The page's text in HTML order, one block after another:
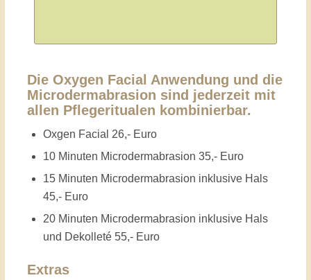
Die Oxygen Facial Anwendung und die
Microdermabrasion sind jederzeit mit
allen Pflegeritualen kombinierbar.
Oxgen Facial 26,- Euro
10 Minuten Microdermabrasion 35,- Euro
15 Minuten Microdermabrasion inklusive Hals
45,- Euro
20 Minuten Microdermabrasion inklusive Hals
und Dekolleté 55,- Euro
Extras